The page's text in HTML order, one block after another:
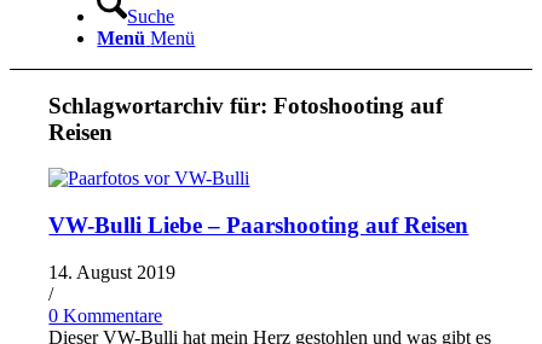
Suche
Menü Menü
Schlagwortarchiv für:Fotoshooting auf
Reisen
VW-Bulli Liebe – Paarshooting auf Reisen
14. August 2019
/
0 Kommentare
Dieser VW-Bulli hat mein Herz gestohlen und was gibt es